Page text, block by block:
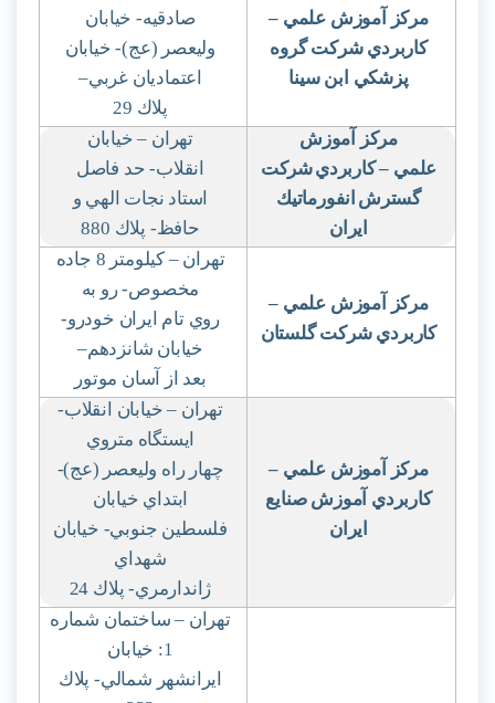
مركز آموزش علمي –
كاربردي شركت گروه
پزشكي ابن سينا
صادقيه- خيابان
وليعصر (عج)- خيابان
اعتماديان غربي–
پلاك 29
مركز آموزش
علمي – كاربرديشركت
گسترش انفورماتيك
ايران
تهران – خيابان
انقلاب- حد فاصل
استاد نجات الهي و
حافظ- پلاك 880
مركز آموزش علمي –
كاربردي شركت گلستان
تهران – كيلومتر 8 جاده
مخصوص- رو به
روي تام ايران خودرو-
خيابان شانزدهم–
بعد از آسان موتور
مركز آموزش علمي –
كاربردي آموزش صنايع
ايران
تهران – خيابان انقلاب-
ايستگاه متروي
چهار راه وليعصر (عج)-
ابتداي خيابان
فلسطين جنوبي- خيابان
شهداي
ژاندارمري- پلاك 24
تهران – ساختمان شماره
1: خيابان
ايرانشهر شمالي- پلاك